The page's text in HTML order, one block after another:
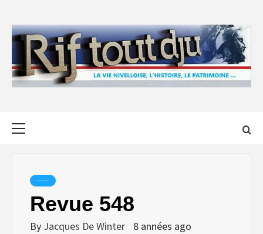
content
-----
Revue 548
By Jacques De Winter 8 années ago